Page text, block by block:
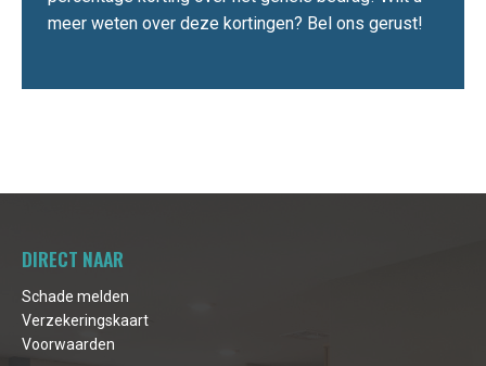
meer weten over deze kortingen? Bel ons gerust!
DIRECT NAAR
Schade melden
Verzekeringskaart
Voorwaarden